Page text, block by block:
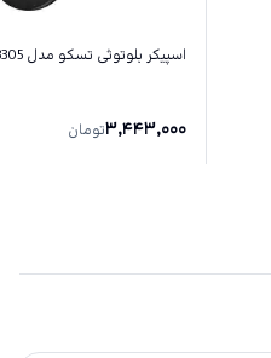
اسپیکر بلوتوثی تسکو مدل TS 23305
3,443,000تومان